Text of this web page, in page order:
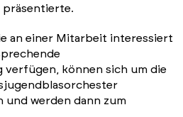
präsentierte.
an einer Mitarbeit interessiert
verfügen, können sich um die
und werden dann zum